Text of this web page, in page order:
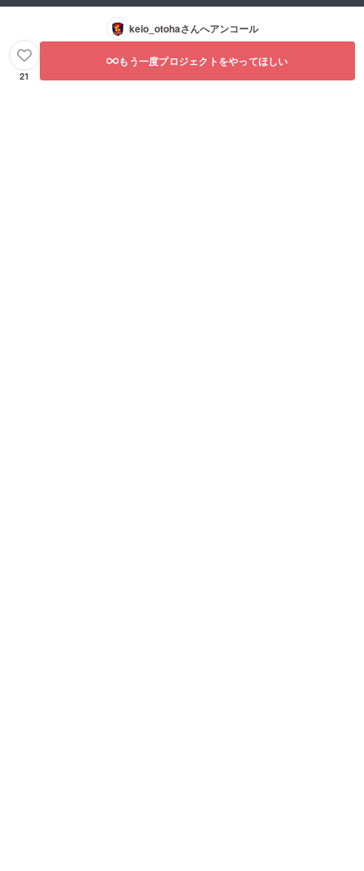
keio_otohaさんへアンコール
21
もう一度プロジェクトをやってほしい